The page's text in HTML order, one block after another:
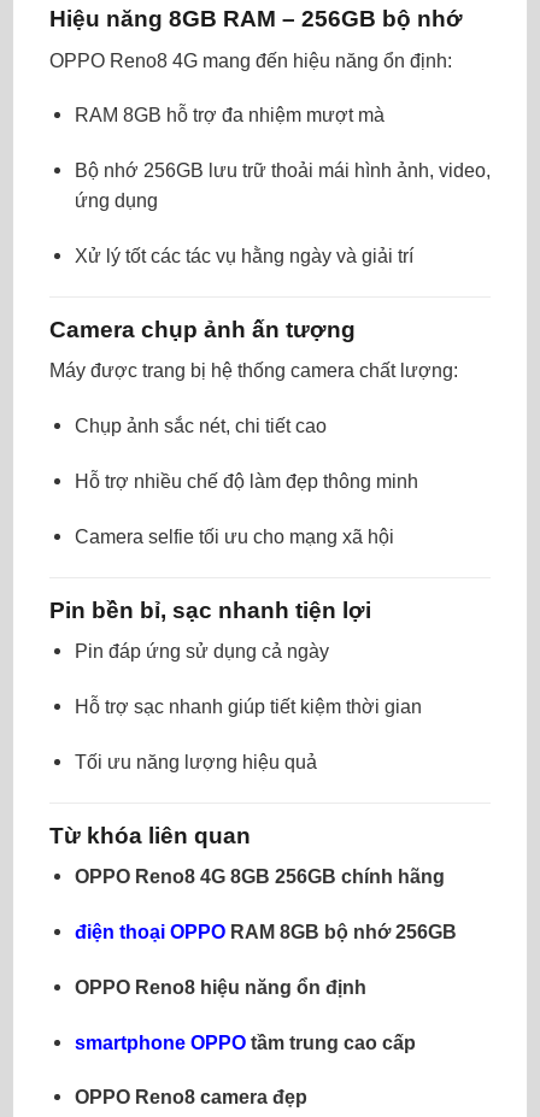
Hiệu năng 8GB RAM – 256GB bộ nhớ
OPPO Reno8 4G mang đến hiệu năng ổn định:
RAM 8GB hỗ trợ đa nhiệm mượt mà
Bộ nhớ 256GB lưu trữ thoải mái hình ảnh, video,
ứng dụng
Xử lý tốt các tác vụ hằng ngày và giải trí
Camera chụp ảnh ấn tượng
Máy được trang bị hệ thống camera chất lượng:
Chụp ảnh sắc nét, chi tiết cao
Hỗ trợ nhiều chế độ làm đẹp thông minh
Camera selfie tối ưu cho mạng xã hội
Pin bền bỉ, sạc nhanh tiện lợi
Pin đáp ứng sử dụng cả ngày
Hỗ trợ sạc nhanh giúp tiết kiệm thời gian
Tối ưu năng lượng hiệu quả
Từ khóa liên quan
OPPO Reno8 4G 8GB 256GB chính hãng
điện thoại OPPORAM 8GB bộ nhớ 256GB
OPPO Reno8 hiệu năng ổn định
smartphone OPPOtầm trung cao cấp
OPPO Reno8 camera đẹp